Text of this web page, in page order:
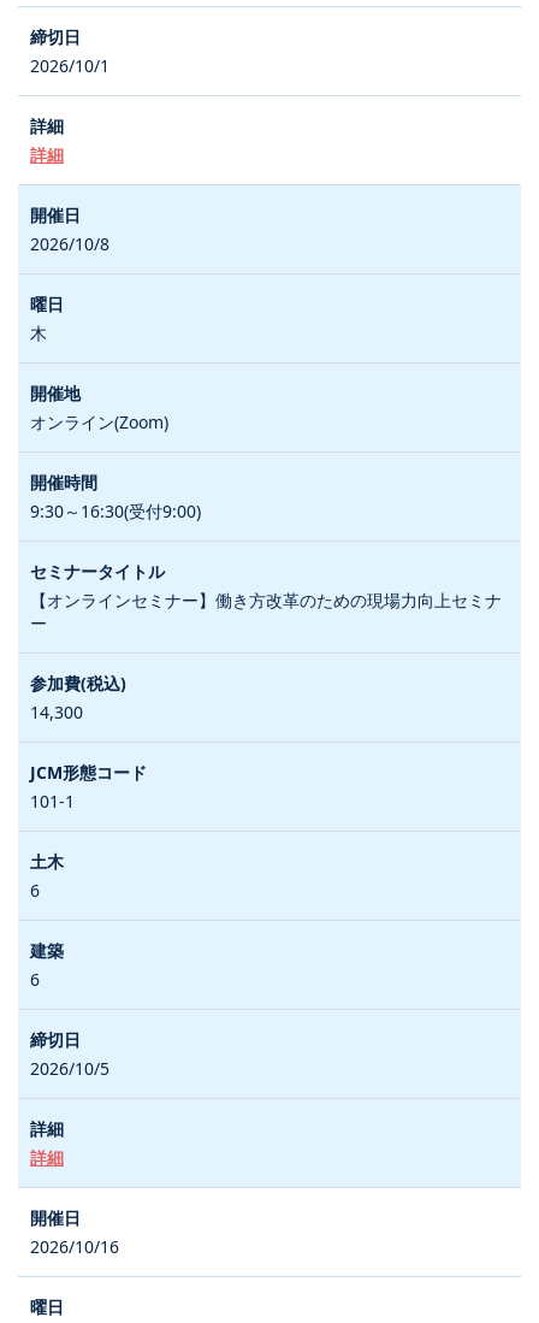
2026/10/1
詳細
2026/10/8
木
オンライン(Zoom)
9:30～16:30(受付9:00)
【オンラインセミナー】働き方改革のための現場力向上セミナ
ー
14,300
101-1
6
6
2026/10/5
詳細
2026/10/16